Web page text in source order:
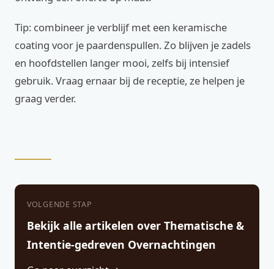
Tip: combineer je verblijf met een keramische
coating voor je paardenspullen. Zo blijven je zadels
en hoofdstellen langer mooi, zelfs bij intensief
gebruik. Vraag ernaar bij de receptie, ze helpen je
graag verder.
VOLGENDE STAP
Bekijk alle artikelen over Thematische &
Intentie-gedreven Overnachtingen